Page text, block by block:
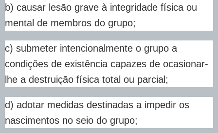
b) causar lesão grave à integridade física ou
mental de membros do grupo;
c) submeter intencionalmente o grupo a
condições de existência capazes de ocasionar-
lhe a destruição física total ou parcial;
d) adotar medidas destinadas a impedir os
nascimentos no seio do grupo;